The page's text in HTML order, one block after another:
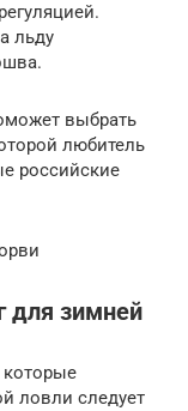
льду
выбрать
любитель
российские
для зимней
ловли следует